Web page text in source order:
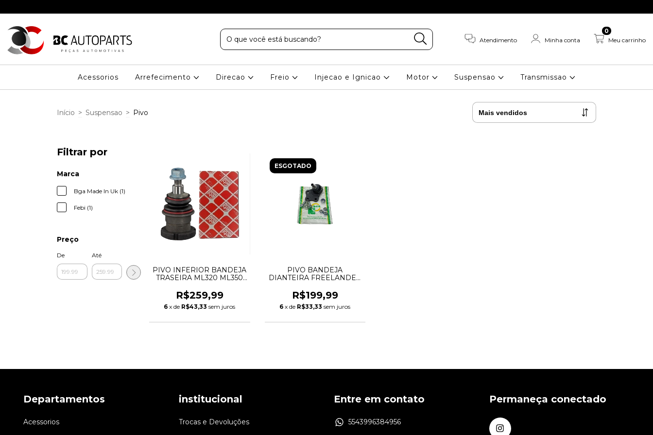
Atendimento Minha conta Meu carrinho
0
Acessorios Arrefecimento Direcao Freio Injecao e Ignicao Motor Suspensao Transmissao
Início > Suspensao > Pivo
Filtrar por
Marca
Bga Made In Uk (1)
Febi (1)
Preço
De Até
PIVO INFERIOR BANDEJA
TRASEIRA ML320 ML350
R$259,99
6 x de R$43,33 sem juros
ESGOTADO
PIVO BANDEJA
DIANTEIRA FREELANDER
LR007205 LR007206
LR002624 LR002625
R$199,99
6 x de R$33,33 sem juros
Departamentos
Acessorios
institucional
Trocas e Devoluções
Entre em contato
5543996384956
Permaneça conectado